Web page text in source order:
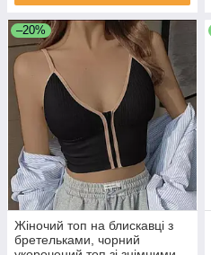
–20%
Жіночий топ на блискавці з
бретельками, чорний